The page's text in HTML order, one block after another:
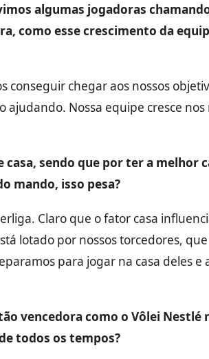
algumas jogadoras
como esse crescimento da
conseguir chegar aos nossos
Nossa equipe cresce
sendo que por ter a melhor
mando, isso pesa?
Claro que o fator casa
lotado por nossos torcedores,
para jogar na casa deles e
vencedora como o Vôlei Nestlé
todos os tempos?